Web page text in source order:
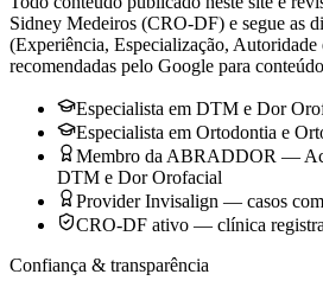
Sidney Medeiros (CRO-DF) e segue as
(Experiência, Especialização,
recomendadas pelo Google para
Especialista em DTM e Dor
Especialista em Ortodontia e
Membro da ABRADDOR —
DTM e Dor Orofacial
Provider Invisalign — casos
CRO-DF ativo — clínica
Confiança & transparência